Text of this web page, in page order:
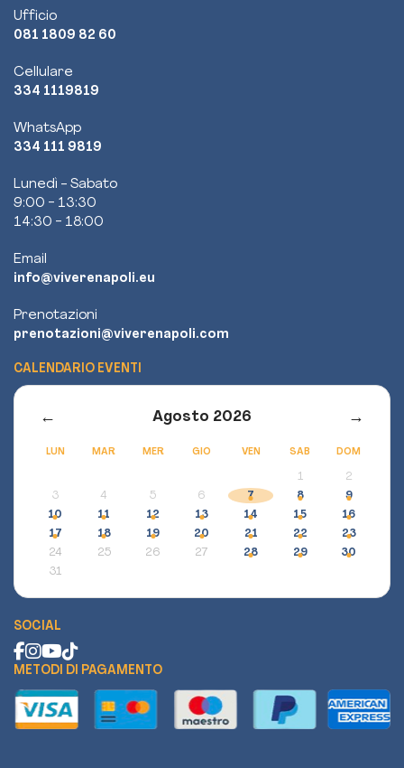
Ufficio
081 1809 82 60
Cellulare
334 1119819
WhatsApp
334 111 9819
Lunedì - Sabato
9:00 - 13:30
14:30 - 18:00
Email
info@viverenapoli.eu
Prenotazioni
prenotazioni@viverenapoli.com
CALENDARIO EVENTI
← Agosto 2026 →
LUN MAR MER GIO VEN SAB DOM
1
2
3
4 5 6 7 8
9
10
11 12 13 14 15
16
17
18 19 20 21 22
23
24
25 26 27 28 29
30
31
SOCIAL
METODI DI PAGAMENTO